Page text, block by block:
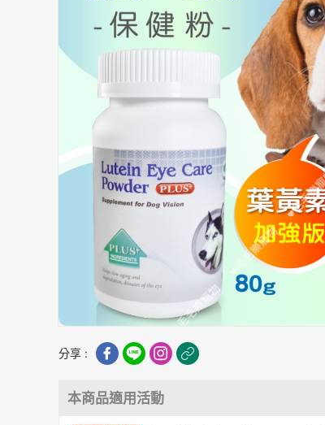
分享 :
本商品適用活動